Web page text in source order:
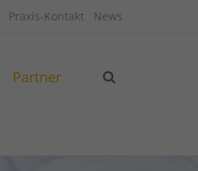
Praxis-Kontakt News
Partner